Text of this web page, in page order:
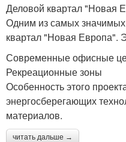
Деловой квартал "Новая
Одним из самых значимых
квартал "Новая Европа".
Современные офисные
Рекреационные зоны
Особенность этого
энергосберегающих
материалов.
читать дальше →